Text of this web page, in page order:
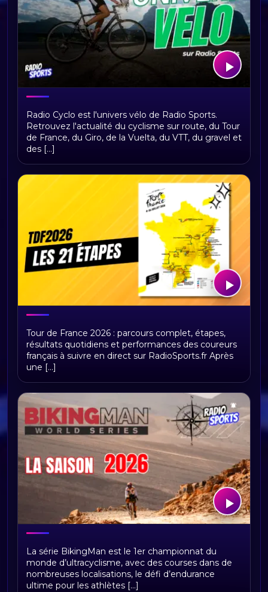
Bienvenue sur Radio Cyclo, votre
univers vélo
Radio Cyclo est l'univers vélo de Radio Sports.
Retrouvez l'actualité du cyclisme sur route, du Tour
de France, du Giro, de la Vuelta, du VTT, du gravel et
des [...]
Tour de France 2026 : présentation,
étapes et replays Radio Sports
Tour de France 2026 : parcours complet, étapes,
résultats quotidiens et performances des coureurs
français à suivre en direct sur RadioSports.fr Après
une [...]
BikingMan Direct : toute la saison 2026
du championnat du monde
d'ultracyclisme sur Radio Sports
La série BikingMan est le 1er championnat du
monde d’ultracyclisme, avec des courses dans de
nombreuses localisations, le défi d’endurance
ultime pour les athlètes [...]